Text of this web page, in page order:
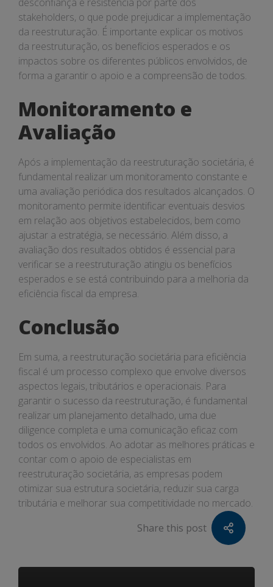
stakeholders, o que pode prejudicar a implementação
da reestruturação. É importante explicar os motivos
da reestruturação, os benefícios esperados e os
impactos sobre os diferentes públicos envolvidos, de
forma a garantir o apoio e a compreensão de todos.
Monitoramento e
Avaliação
Após a implementação da reestruturação societária, é
fundamental realizar um monitoramento constante e
uma avaliação periódica dos resultados alcançados. O
monitoramento permite identificar eventuais desvios
em relação aos objetivos estabelecidos, bem como
ajustar a estratégia, se necessário. Além disso, a
avaliação dos resultados obtidos é essencial para
verificar se a reestruturação atingiu os benefícios
esperados e se está contribuindo para a melhoria da
eficiência fiscal da empresa.
Conclusão
Em suma, a reestruturação societária para eficiência
fiscal é um processo complexo que envolve diversos
aspectos legais, tributários e operacionais. Para
garantir o sucesso da reestruturação, é fundamental
realizar um planejamento detalhado, uma due
diligence completa e uma comunicação eficaz com
todos os envolvidos. Ao adotar as melhores práticas e
contar com o apoio de especialistas em
reestruturação societária, as empresas podem
otimizar sua estrutura societária, reduzir sua carga
tributária e melhorar sua competitividade no mercado.
Share this post